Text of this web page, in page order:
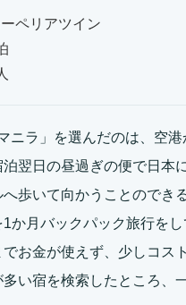
ーペリアツイン
ニラ」を選んだのは、空
翌日の昼過ぎの便で日本
へ歩いて向かうことのでき
か月バックパック旅行を
お金が使えず、少しコス
い宿を検索したところ、